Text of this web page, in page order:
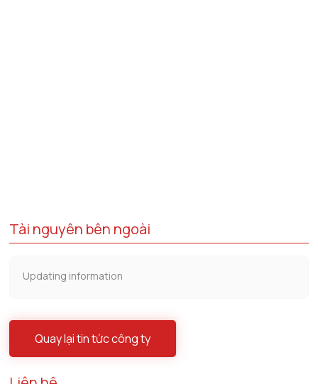
Tài nguyên bên ngoài
Updating information
Quay lại tin tức công ty